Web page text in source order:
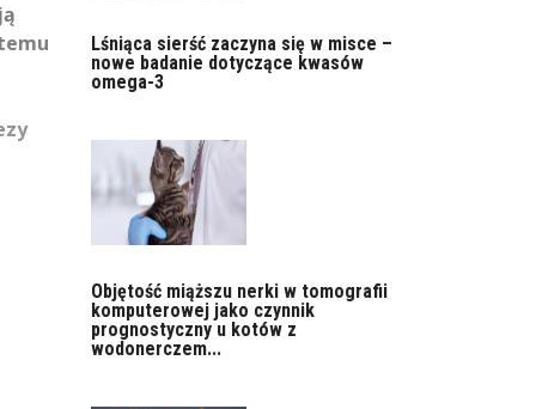
Lśniąca sierść zaczyna się w misce –
nowe badanie dotyczące kwasów
omega-3
Objętość miąższu nerki w tomografii
komputerowej jako czynnik
prognostyczny u kotów z
wodonerczem...